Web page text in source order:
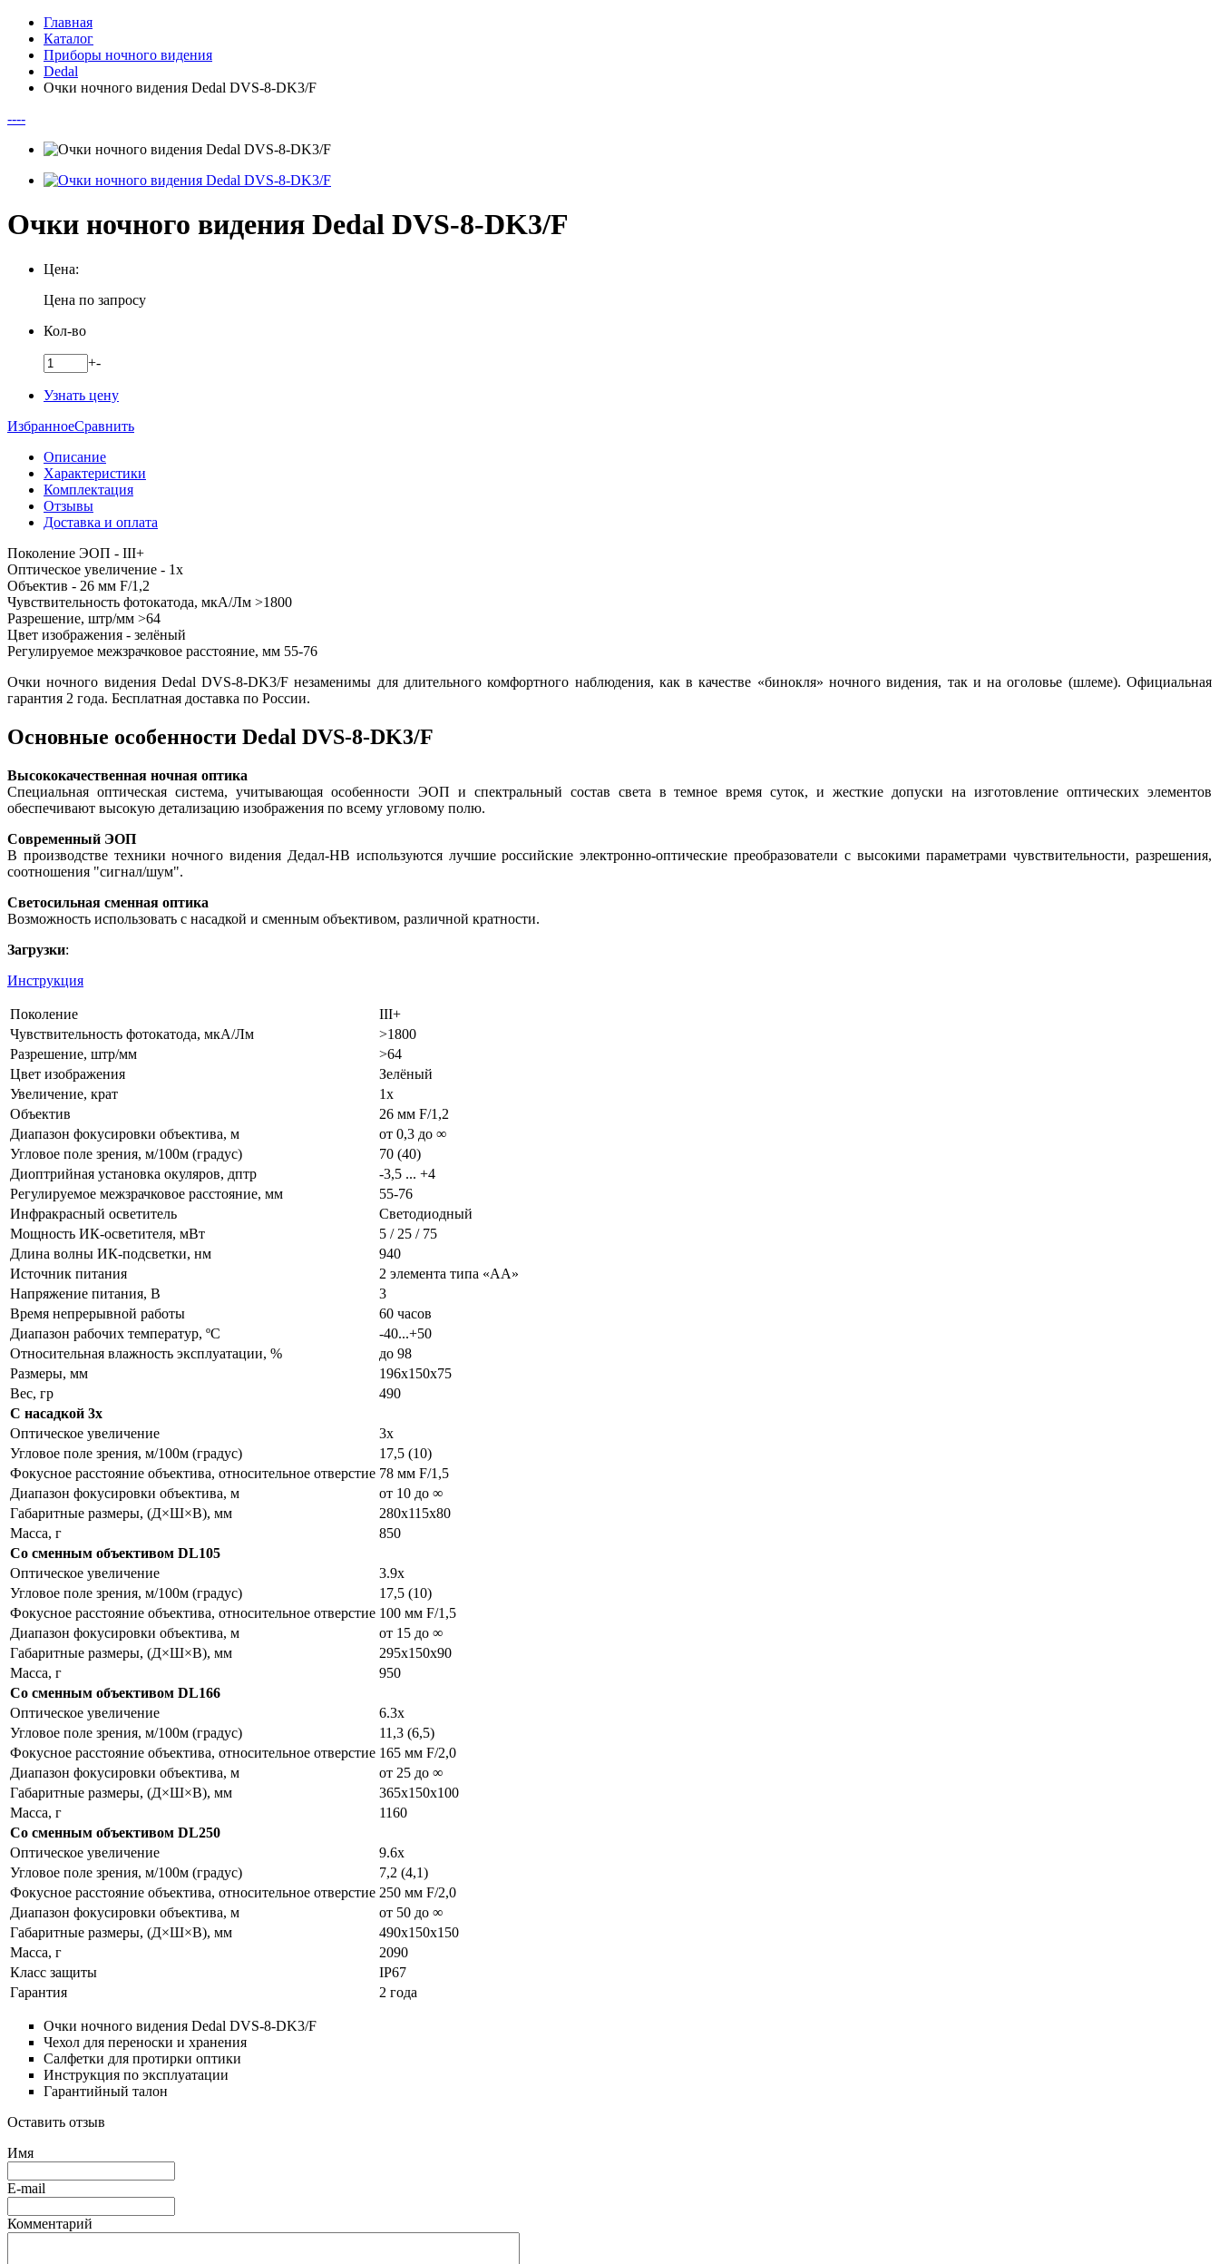
Главная
Каталог
Приборы ночного видения
Dedal
Очки ночного видения Dedal DVS-8-DK3/F
----
Очки ночного видения Dedal DVS-8-DK3/F
Цена:
Цена по запросу
Кол-во
+-
Узнать цену
ИзбранноеСравнить
Описание
Характеристики
Комплектация
Отзывы
Доставка и оплата
Поколение ЭОП - III+
Оптическое увеличение - 1x
Объектив - 26 мм F/1,2
Чувствительность фотокатода, мкА/Лм >1800
Разрешение, штр/мм >64
Цвет изображения - зелёный
Регулируемое межзрачковое расстояние, мм 55-76
Очки ночного видения Dedal DVS-8-DK3/F незаменимы для длительного комфортного наблюдения, как в качестве «бинокля» ночного видения, так и на оголовье (шлеме). Официальная
гарантия 2 года. Бесплатная доставка по России.
Основные особенности Dedal DVS-8-DK3/F
Высококачественная ночная оптика
Специальная оптическая система, учитывающая особенности ЭОП и спектральный состав света в темное время суток, и жесткие допуски на изготовление оптических элементов
обеспечивают высокую детализацию изображения по всему угловому полю.
Современный ЭОП
В производстве техники ночного видения Дедал-НВ используются лучшие российские электронно-оптические преобразователи с высокими параметрами чувствительности, разрешения,
соотношения "сигнал/шум".
Светосильная сменная оптика
Возможность использовать с насадкой и сменным объективом, различной кратности.
Загрузки:
Инструкция
Поколение
III+
Чувствительность фотокатода, мкА/Лм
>1800
Разрешение, штр/мм
>64
Цвет изображения
Зелёный
Увеличение, крат
1x
Объектив
26 мм F/1,2
Диапазон фокусировки объектива, м
от 0,3 до ∞
Угловое поле зрения, м/100м (градус)
70 (40)
Диоптрийная установка окуляров, дптр
-3,5 ... +4
Регулируемое межзрачковое расстояние, мм
55-76
Инфракрасный осветитель
Светодиодный
Мощность ИК-осветителя, мВт
5 / 25 / 75
Длина волны ИК-подсветки, нм
940
Источник питания
2 элемента типа «AA»
Напряжение питания, В
3
Время непрерывной работы
60 часов
Диапазон рабочих температур, ºС
-40...+50
Относительная влажность эксплуатации, %
до 98
Размеры, мм
196x150x75
Вес, гр
490
С насадкой 3x
Оптическое увеличение
3x
Угловое поле зрения, м/100м (градус)
17,5 (10)
Фокусное расстояние объектива, относительное отверстие 78 мм F/1,5
Диапазон фокусировки объектива, м
от 10 до ∞
Габаритные размеры, (Д×Ш×В), мм
280x115x80
Масса, г
850
Со сменным объективом DL105
Оптическое увеличение
3.9x
Угловое поле зрения, м/100м (градус)
17,5 (10)
Фокусное расстояние объектива, относительное отверстие 100 мм F/1,5
Диапазон фокусировки объектива, м
от 15 до ∞
Габаритные размеры, (Д×Ш×В), мм
295x150x90
Масса, г
950
Со сменным объективом DL166
Оптическое увеличение
6.3x
Угловое поле зрения, м/100м (градус)
11,3 (6,5)
Фокусное расстояние объектива, относительное отверстие 165 мм F/2,0
Диапазон фокусировки объектива, м
от 25 до ∞
Габаритные размеры, (Д×Ш×В), мм
365x150x100
Масса, г
1160
Со сменным объективом DL250
Оптическое увеличение
9.6x
Угловое поле зрения, м/100м (градус)
7,2 (4,1)
Фокусное расстояние объектива, относительное отверстие 250 мм F/2,0
Диапазон фокусировки объектива, м
от 50 до ∞
Габаритные размеры, (Д×Ш×В), мм
490x150x150
Масса, г
2090
Класс защиты
IP67
Гарантия
2 года
Очки ночного видения Dedal DVS-8-DK3/F
Чехол для переноски и хранения
Салфетки для протирки оптики
Инструкция по эксплуатации
Гарантийный талон
Оставить отзыв
Имя
E-mail
Комментарий